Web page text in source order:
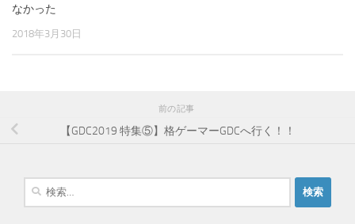
なかった
2018年3月30日
前の記事
【GDC2019 特集⑤】格ゲーマーGDCへ行く！！